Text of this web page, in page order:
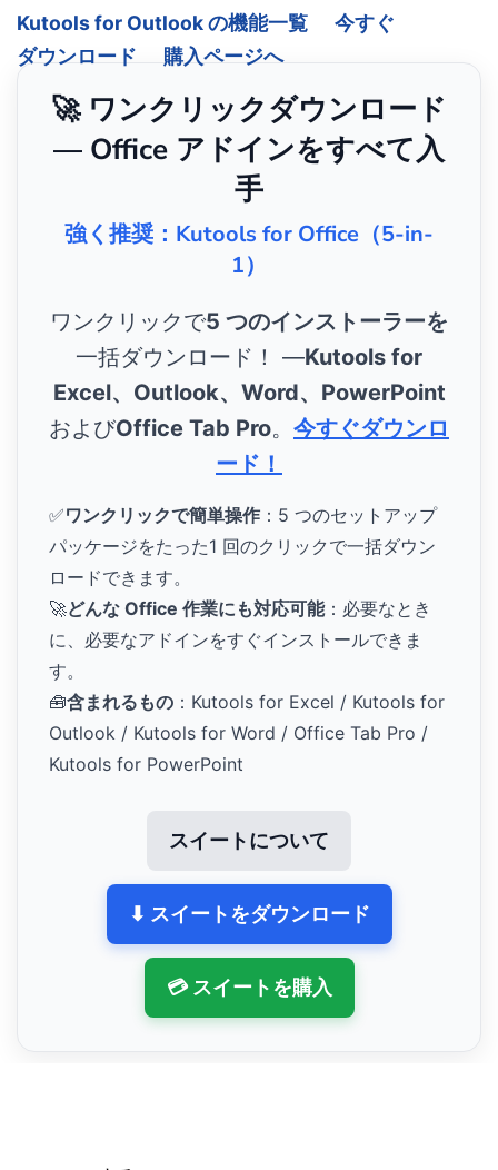
Kutools for Outlook の機能一覧
今すぐ
ダウンロード
購入ページへ
🚀 ワンクリックダウンロード
— Office アドインをすべて入
手
強く推奨：Kutools for Office（5-in-
1）
ワンクリックで5 つのインストーラーを
一括ダウンロード！ ―Kutools for
Excel、Outlook、Word、PowerPoint
およびOffice Tab Pro。 今すぐダウンロ
ード！
✅ワンクリックで簡単操作 ：5 つのセットアップ
パッケージをたった1 回のクリックで一括ダウン
ロードできます。
🚀どんな Office 作業にも対応可能：必要なとき
に、必要なアドインをすぐインストールできま
す。
🧰含まれるもの ：Kutools for Excel / Kutools for
Outlook / Kutools for Word / Office Tab Pro /
Kutools for PowerPoint
スイートについて
⬇ スイートをダウンロード
💳 スイートを購入